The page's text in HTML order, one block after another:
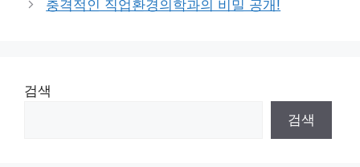
충격적인 직업환경의학과의 비밀 공개!
검색
검색